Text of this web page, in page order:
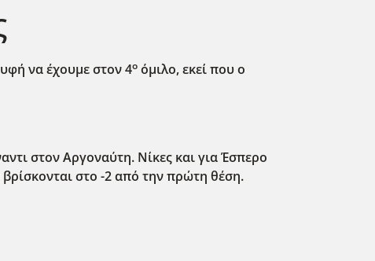
να έχουμε στον 4ο όμιλο, εκεί που ο
στον Αργοναύτη. Νίκες και για Έσπερο
στο -2 από την πρώτη θέση.